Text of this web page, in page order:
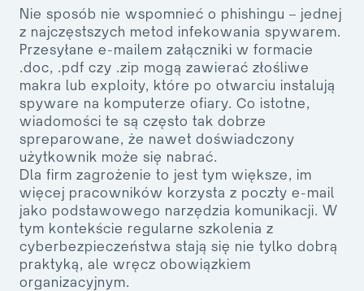
Nie sposób nie wspomnieć o phishingu – jednej
z najczęstszych metod infekowania spywarem.
Przesyłane e-mailem załączniki w formacie
.doc, .pdf czy .zip mogą zawierać złośliwe
makra lub exploity, które po otwarciu instalują
spyware na komputerze ofiary. Co istotne,
wiadomości te są często tak dobrze
spreparowane, że nawet doświadczony
użytkownik może się nabrać.
Dla firm zagrożenie to jest tym większe, im
więcej pracowników korzysta z poczty e-mail
jako podstawowego narzędzia komunikacji. W
tym kontekście regularne szkolenia z
cyberbezpieczeństwa stają się nie tylko dobrą
praktyką, ale wręcz obowiązkiem
organizacyjnym.